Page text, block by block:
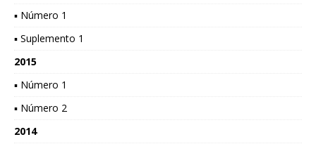
▪ Número 1
▪ Suplemento 1
2015
▪ Número 1
▪ Número 2
2014